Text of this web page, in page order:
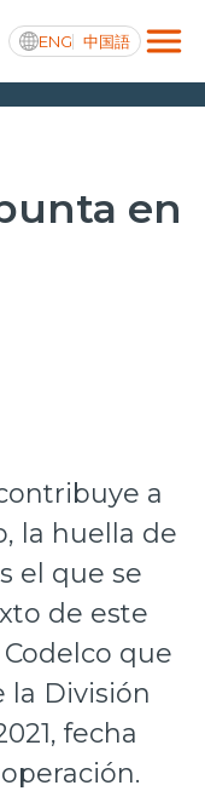
ENG 中国語
en
a
la huella de
el que se
de este
que
la División
fecha